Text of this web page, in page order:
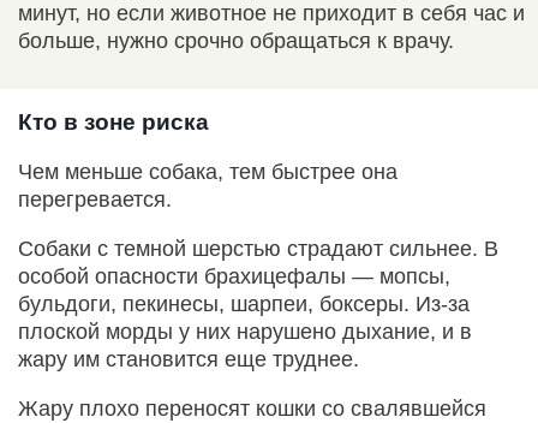
минут, но если животное не приходит в себя час и
больше, нужно срочно обращаться к врачу.
Кто в зоне риска
Чем меньше собака, тем быстрее она
перегревается.
Собаки с темной шерстью страдают сильнее. В
особой опасности брахицефалы — мопсы,
бульдоги, пекинесы, шарпеи, боксеры. Из-за
плоской морды у них нарушено дыхание, и в
жару им становится еще труднее.
Жару плохо переносят кошки со свалявшейся